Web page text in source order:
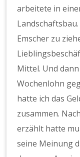
arbeitete in
Emscher zu
Mittel. Und
Wochenlohn
hatte ich das
zusammen.
erzählt hatte
seine Meinung